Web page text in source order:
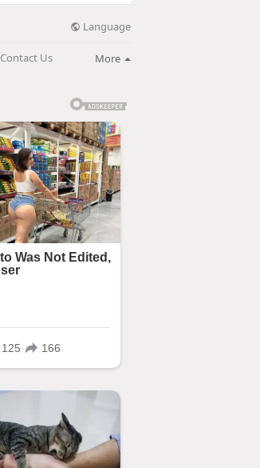
Language
Contact Us More